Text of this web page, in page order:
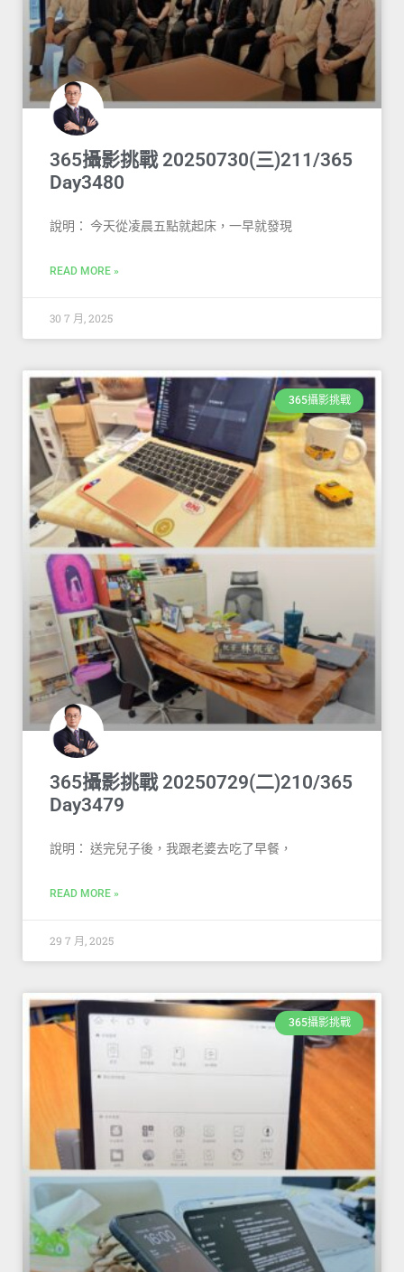
365攝影挑戰 20250730(三)211/365
Day3480
說明： 今天從凌晨五點就起床，一早就發現
READ MORE »
30 7 月, 2025
365攝影挑戰
365攝影挑戰 20250729(二)210/365
Day3479
說明： 送完兒子後，我跟老婆去吃了早餐，
READ MORE »
29 7 月, 2025
365攝影挑戰